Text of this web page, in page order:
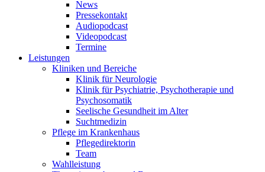
News
Pressekontakt
Audiopodcast
Videopodcast
Termine
Leistungen
Kliniken und Bereiche
Klinik für Neurologie
Klinik für Psychiatrie, Psychotherapie und
Psychosomatik
Seelische Gesundheit im Alter
Suchtmedizin
Pflege im Krankenhaus
Pflegedirektorin
Team
Wahlleistung